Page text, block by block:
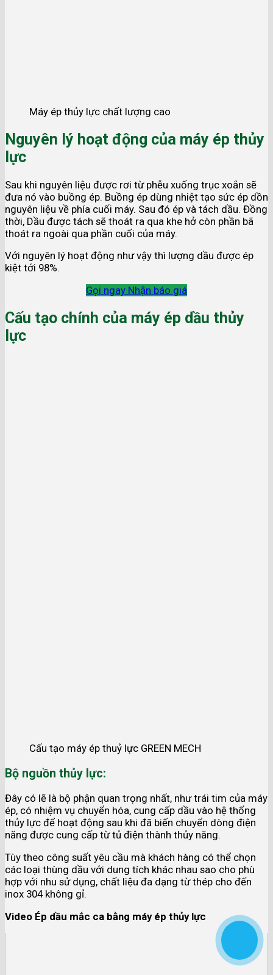
Máy ép thủy lực chất lượng cao
Nguyên lý hoạt động của máy ép thủy
lực
Sau khi nguyên liệu được rơi từ phễu xuống trục xoắn sẽ
đưa nó vào buồng ép. Buồng ép dùng nhiệt tạo sức ép dồn
nguyên liệu về phía cuối máy. Sau đó ép và tách dầu. Đồng
thời, Dầu được tách sẽ thoát ra qua khe hở còn phần bã
thoát ra ngoài qua phần cuối của máy.
Với nguyên lý hoạt động như vậy thì lượng dầu được ép
kiệt tới 98%.
Gọi ngay Nhận báo giá
Cấu tạo chính của máy ép dầu thủy
lực
Cấu tạo máy ép thuỷ lực GREEN MECH
Bộ nguồn thủy lực:
Đây có lẽ là bộ phận quan trọng nhất, như trái tim của máy
ép, có nhiệm vụ chuyển hóa, cung cấp dầu vào hệ thống
thủy lực để hoạt động sau khi đã biến chuyển dòng điện
năng được cung cấp từ tủ điện thành thủy năng.
Tùy theo công suất yêu cầu mà khách hàng có thể chọn
các loại thùng dầu với dung tích khác nhau sao cho phù
hợp với nhu sử dụng, chất liệu đa dạng từ thép cho đến
inox 304 không gỉ.
Video Ép dầu mắc ca bằng máy ép thủy lực